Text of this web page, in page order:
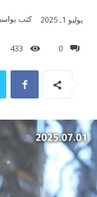
0
433
يوليو 1, 2025 كتب